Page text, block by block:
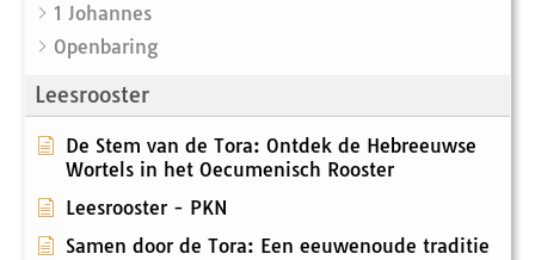
1 Johannes
Openbaring
Leesrooster
De Stem van de Tora: Ontdek de Hebreeuwse
Wortels in het Oecumenisch Rooster
Leesrooster - PKN
Samen door de Tora: Een eeuwenoude traditie